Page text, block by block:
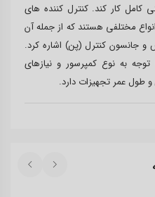
کامل کار کند. کنترل کننده های
انواع مختلفی هستند که از جمله آن
و جانسون کنترل (پن) اشاره کرد.
به نوع کمپرسور و نیازهای
طول عمر تجهیزات دارد.